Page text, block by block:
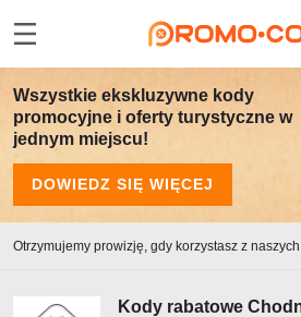
Wszystkie ekskluzywne kody
promocyjne i oferty turystyczne w
jednym miejscu!
DOWIEDZ SIĘ WIĘCEJ
Otrzymujemy prowizję, gdy korzystasz z
Kody rabatowe